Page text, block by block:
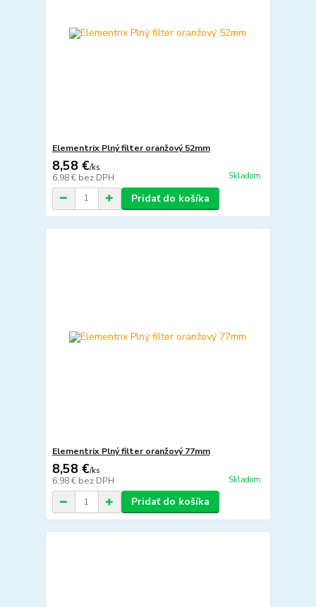
Elementrix Plný filter oranžový 52mm
8,58 €/ks
6,98 € bez DPH Skladom
Pridať do košíka
Elementrix Plný filter oranžový 77mm
8,58 €/ks
6,98 € bez DPH Skladom
Pridať do košíka